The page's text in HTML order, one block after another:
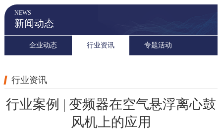
NEWS
新闻动态
企业动态 行业资讯 专题活动
行业资讯
行业案例 | 变频器在空气悬浮离心鼓
风机上的应用